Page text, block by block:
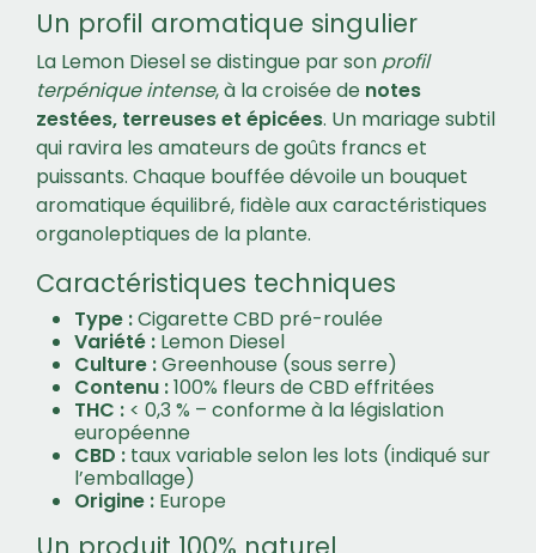
Un profil aromatique singulier
La Lemon Diesel se distingue par son profil
terpénique intense, à la croisée de notes
zestées, terreuses et épicées. Un mariage subtil
qui ravira les amateurs de goûts francs et
puissants. Chaque bouffée dévoile un bouquet
aromatique équilibré, fidèle aux caractéristiques
organoleptiques de la plante.
Caractéristiques techniques
Type :Cigarette CBD pré-roulée
Variété : Lemon Diesel
Culture :Greenhouse (sous serre)
Contenu :100% fleurs de CBD effritées
THC : < 0,3 % – conforme à la législation
européenne
CBD : taux variable selon les lots (indiqué sur
l’emballage)
Origine : Europe